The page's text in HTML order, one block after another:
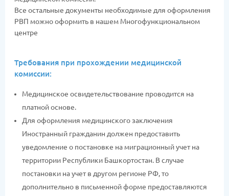
Все остальные документы необходимые для оформления
РВП можно оформить в нашем Многофункциональном
центре
Требования при прохождении медицинской
комиссии:
Медицинское освидетельствование проводится на
платной основе.
Для оформления медицинского заключения
Иностранный гражданин должен предоставить
уведомление о постановке на миграционный учет на
территории Республики Башкортостан. В случае
постановки на учет в другом регионе РФ, то
дополнительно в письменной форме предоставляются